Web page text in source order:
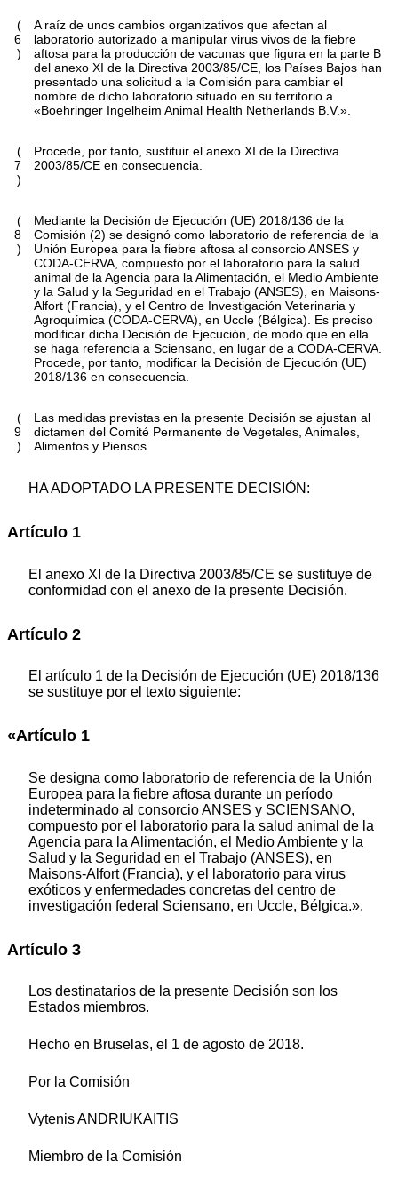
(
6
)
A raíz de unos cambios organizativos que afectan al
laboratorio autorizado a manipular virus vivos de la fiebre
aftosa para la producción de vacunas que figura en la parte B
del anexo XI de la Directiva 2003/85/CE, los Países Bajos han
presentado una solicitud a la Comisión para cambiar el
nombre de dicho laboratorio situado en su territorio a
«Boehringer Ingelheim Animal Health Netherlands B.V.».
(
7
)
Procede, por tanto, sustituir el anexo XI de la Directiva
2003/85/CE en consecuencia.
(
8
)
Mediante la Decisión de Ejecución (UE) 2018/136 de la
Comisión (2) se designó como laboratorio de referencia de la
Unión Europea para la fiebre aftosa al consorcio ANSES y
CODA-CERVA, compuesto por el laboratorio para la salud
animal de la Agencia para la Alimentación, el Medio Ambiente
y la Salud y la Seguridad en el Trabajo (ANSES), en Maisons-
Alfort (Francia), y el Centro de Investigación Veterinaria y
Agroquímica (CODA-CERVA), en Uccle (Bélgica). Es preciso
modificar dicha Decisión de Ejecución, de modo que en ella
se haga referencia a Sciensano, en lugar de a CODA-CERVA.
Procede, por tanto, modificar la Decisión de Ejecución (UE)
2018/136 en consecuencia.
(
9
)
Las medidas previstas en la presente Decisión se ajustan al
dictamen del Comité Permanente de Vegetales, Animales,
Alimentos y Piensos.
HA ADOPTADO LA PRESENTE DECISIÓN:
Artículo 1
El anexo XI de la Directiva 2003/85/CE se sustituye de
conformidad con el anexo de la presente Decisión.
Artículo 2
El artículo 1 de la Decisión de Ejecución (UE) 2018/136
se sustituye por el texto siguiente:
«Artículo 1
Se designa como laboratorio de referencia de la Unión
Europea para la fiebre aftosa durante un período
indeterminado al consorcio ANSES y SCIENSANO,
compuesto por el laboratorio para la salud animal de la
Agencia para la Alimentación, el Medio Ambiente y la
Salud y la Seguridad en el Trabajo (ANSES), en
Maisons-Alfort (Francia), y el laboratorio para virus
exóticos y enfermedades concretas del centro de
investigación federal Sciensano, en Uccle, Bélgica.».
Artículo 3
Los destinatarios de la presente Decisión son los
Estados miembros.
Hecho en Bruselas, el 1 de agosto de 2018.
Por la Comisión
Vytenis ANDRIUKAITIS
Miembro de la Comisión